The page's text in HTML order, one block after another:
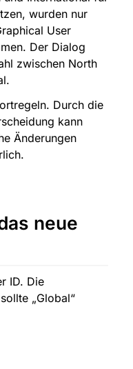
wurden nur
User
Der Dialog
zwischen North
Durch die
kann
Änderungen
neue
ID. Die
„Global“